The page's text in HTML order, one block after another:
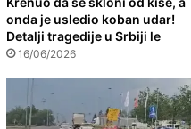
onda je usledio koban udar!
Detalji tragedije u Srbiji le
16/06/2026